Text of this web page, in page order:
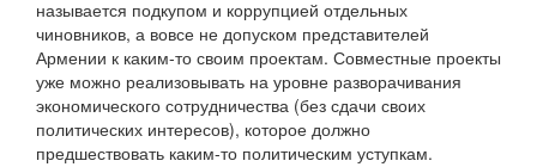
называется подкупом и коррупцией отдельных
чиновников, а вовсе не допуском представителей
Армении к каким-то своим проектам. Совместные проекты
уже можно реализовывать на уровне разворачивания
экономического сотрудничества (без сдачи своих
политических интересов), которое должно
предшествовать каким-то политическим уступкам.